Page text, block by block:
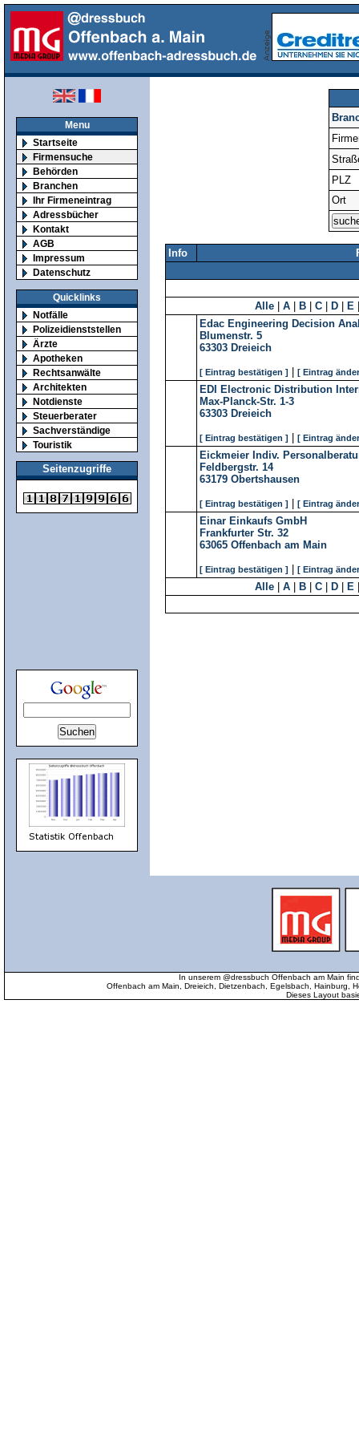
Menu
Startseite
Firmensuche
Behörden
Branchen
Ihr Firmeneintrag
Adressbücher
Kontakt
AGB
Impressum
Datenschutz
Quicklinks
Notfälle
Polizeidienststellen
Ärzte
Apotheken
Rechtsanwälte
Architekten
Notdienste
Steuerberater
Sachverständige
Touristik
Seitenzugriffe
PLZ
Ort
Info
Alle A B C D E
Edac Engineering Decision
Blumenstr. 5
63303 Dreieich
[ Eintrag bestätigen ] [ Eintrag
EDI Electronic Distribution
Max-Planck-Str. 1-3
63303 Dreieich
[ Eintrag bestätigen ] [ Eintrag
Eickmeier Indiv.
Feldbergstr. 14
63179 Obertshausen
[ Eintrag bestätigen ] [ Eintrag
Einar Einkaufs GmbH
Frankfurter Str. 32
63065 Offenbach am Main
[ Eintrag bestätigen ] [ Eintrag
Alle A B C D E
In unserem @dressbuch Offenbach am Main
Offenbach am Main, Dreieich, Dietzenbach, Egelsbach, Hainburg,
Dieses Layout